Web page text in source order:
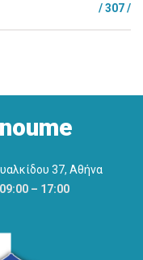
/ 307 /
37, Αθήνα
09:00 – 17:00